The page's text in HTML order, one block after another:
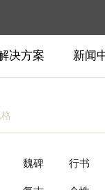
决方案 新闻
魏碑 行书